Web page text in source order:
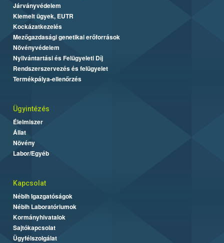
Járványvédelem
Kiemelt ügyek, EUTR
Kockázatkezelés
Mezőgazdasági genetikai erőforrások
Növényvédelem
Nyilvántartási és Felügyeleti Díj
Rendszerszervezés és felügyelet
Termékpálya-ellenőrzés
Ügyintézés
Élelmiszer
Állat
Növény
Labor/Egyéb
Kapcsolat
Nébih Igazgatóságok
Nébih Laboratóriumok
Kormányhivatalok
Sajtókapcsolat
Ügyfélszolgálat